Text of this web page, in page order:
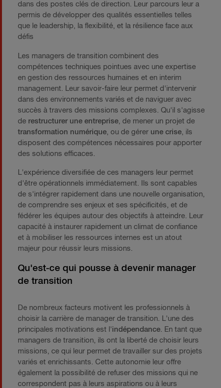
dans des postes clés de direction. Leur parcours leur a
permis de développer des qualités essentielles telles
que le leadership, la flexibilité, et la résilience face aux
défis
Les managers de transition combinent des
compétences techniques pointues avec une expertise
en gestion des ressources humaines et en interim
management. Leur savoir-faire leur permet d'intervenir
dans des environnements variés et de naviguer avec
succès à travers des missions complexes. Qu'il s'agisse
de restructurer une entreprise , de mener un projet de
transformation numérique , ou de gérer une crise , ils
disposent des compétences nécessaires pour apporter
des solutions efficaces.
L'expérience diversifiée de ces managers leur permet
d'être opérationnels immédiatement. Ils sont capables
de s'intégrer rapidement dans une nouvelle organisation,
de comprendre ses enjeux et ses spécificités, et de
fédérer les équipes autour des objectifs à atteindre. Leur
capacité à instaurer rapidement un climat de confiance
et à mobiliser les ressources internes est un atout
majeur pour réussir leurs missions.
Qu'est-ce qui pousse à devenir manager
de transition
De nombreux facteurs motivent les professionnels à
choisir la carrière de manager de transition. L'une des
principales motivations est l'indépendance. En tant que
managers de transition, ils ont la liberté de choisir leurs
missions, ce qui leur permet de travailler sur des projets
variés et enrichissants. Cette autonomie leur offre
également la possibilité de refuser des missions qui ne
correspondent pas à leurs aspirations ou à leurs